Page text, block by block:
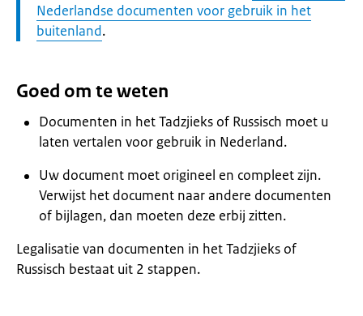
Nederlandse documenten voor gebruik in het
buitenland.
Goed om te weten
Documenten in het Tadzjieks of Russisch moet u
laten vertalen voor gebruik in Nederland.
Uw document moet origineel en compleet zijn.
Verwijst het document naar andere documenten
of bijlagen, dan moeten deze erbij zitten.
Legalisatie van documenten in het Tadzjieks of
Russisch bestaat uit 2 stappen.